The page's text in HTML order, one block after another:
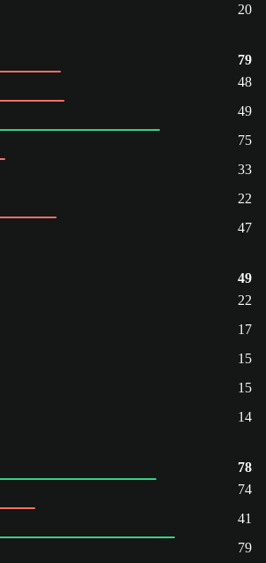
20
79
48
49
75
33
22
47
49
22
17
15
15
14
78
74
41
79